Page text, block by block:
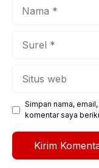
Simpan nama,
komentar saya